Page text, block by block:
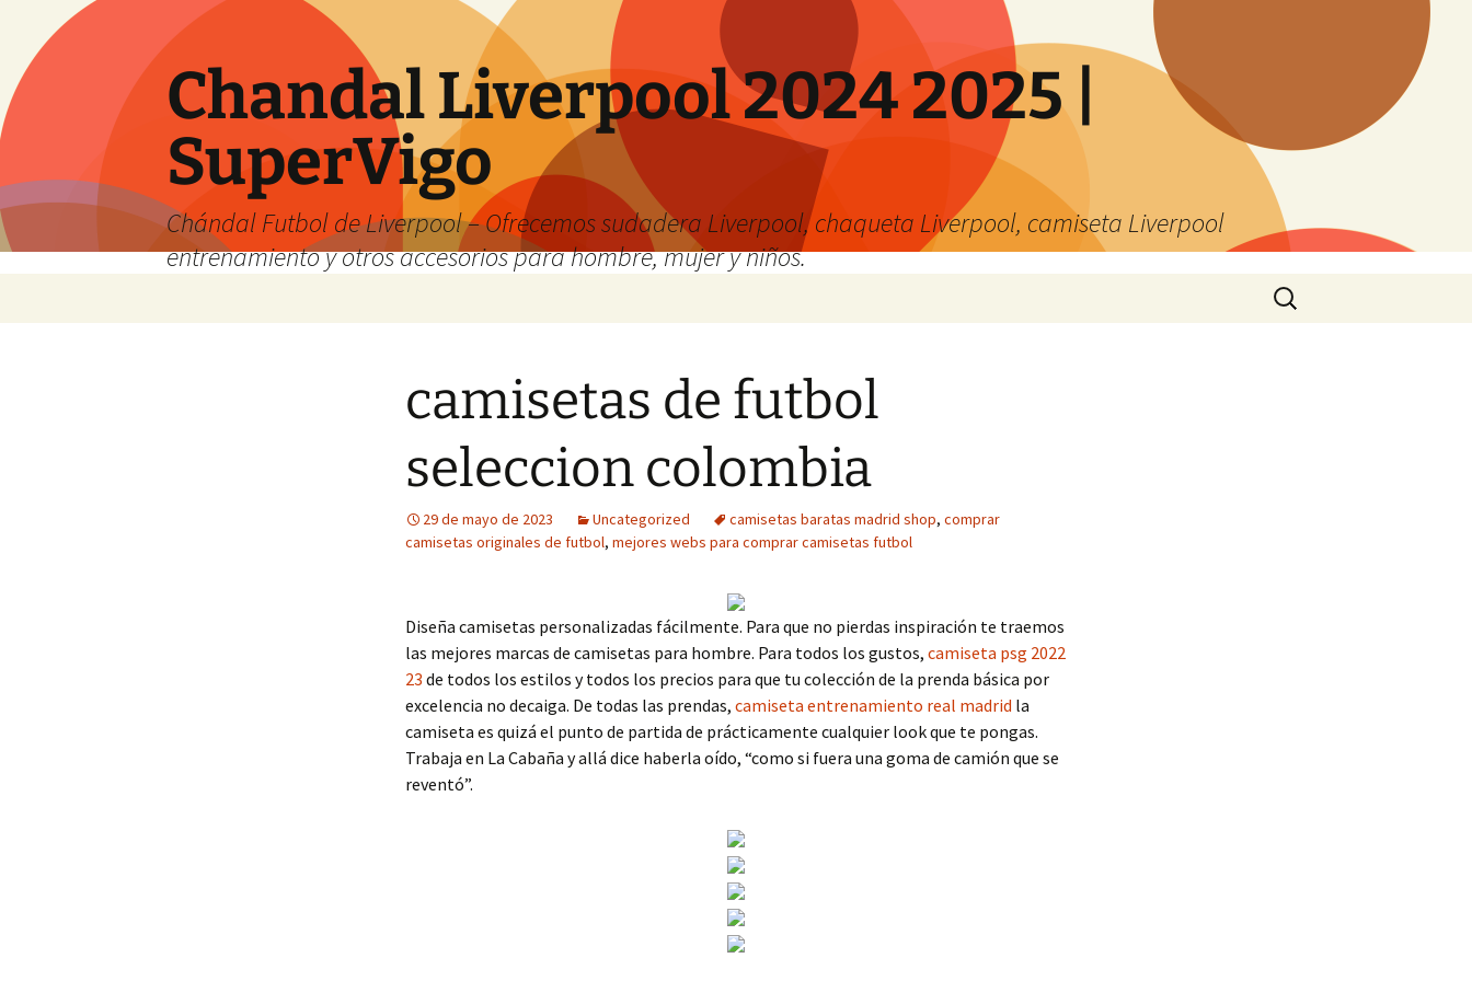
Chandal Liverpool 2024 2025 |
SuperVigo
Chándal Futbol de Liverpool – Ofrecemos sudadera Liverpool, chaqueta Liverpool, camiseta Liverpool
entrenamiento y otros accesorios para hombre, mujer y niños.
Buscar:
camisetas de futbol
seleccion colombia
29 de mayo de 2023 Uncategorized camisetas baratas madrid shop, comprar
camisetas originales de futbol, mejores webs para comprar camisetas futbol
Diseña camisetas personalizadas fácilmente. Para que no pierdas inspiración te traemos
las mejores marcas de camisetas para hombre. Para todos los gustos, camiseta psg 2022
23 de todos los estilos y todos los precios para que tu colección de la prenda básica por
excelencia no decaiga. De todas las prendas, camiseta entrenamiento real madrid la
camiseta es quizá el punto de partida de prácticamente cualquier look que te pongas.
Trabaja en La Cabaña y allá dice haberla oído, “como si fuera una goma de camión que se
reventó”.